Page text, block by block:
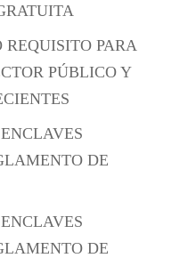
PARA
PÚBLICO Y
DE
DE